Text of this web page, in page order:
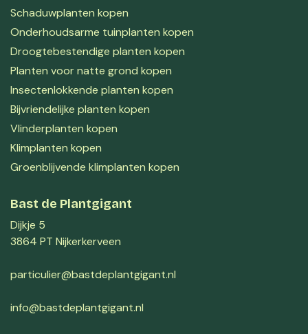
Schaduwplanten kopen
Onderhoudsarme tuinplanten kopen
Droogtebestendige planten kopen
Planten voor natte grond kopen
Insectenlokkende planten kopen
Bijvriendelijke planten kopen
Vlinderplanten kopen
Klimplanten kopen
Groenblijvende klimplanten kopen
Bast de Plantgigant
Dijkje 5
3864 PT Nijkerkerveen
particulier@bastdeplantgigant.nl
info@bastdeplantgigant.nl